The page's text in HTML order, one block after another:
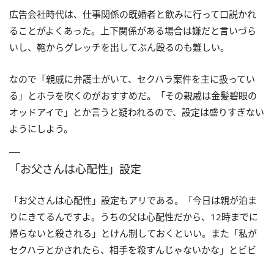
広告会社時代は、仕事関係の既婚者と飲みに行って口説かれ
ることがよくあった。上下関係がある場合は嫌だと言いづら
いし、鞄からグレッチを出してぶん殴るのも難しい。
なので「親戚に弁護士がいて、セクハラ案件を主に扱ってい
る」とホラを吹くのがおすすめだ。「その親戚は金髪碧眼の
オッドアイで」とか言うと疑われるので、設定は盛りすぎない
ようにしよう。
「お父さんは心配性」設定
「お父さんは心配性」設定もアリである。「今日は親が泊ま
りにきてるんですよ。うちの父は心配性だから、12時までに
帰らないと殺される」とけん制しておくといい。また「私が
セクハラとかされたら、相手を殺すんじゃないかな」とビビ